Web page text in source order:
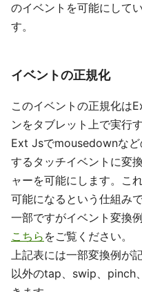
のイベントを可能にして
す。
イベントの正規化
このイベントの正規化は
ンをタブレット上で実行
Ext Jsでmousedownなど
するタッチイベントに変
ャーを可能にします。こ
可能になるという仕組みで
一部ですがイベント変換
こちら をご覧ください。
上記表には一部変換例が
以外のtap、swip、pinch